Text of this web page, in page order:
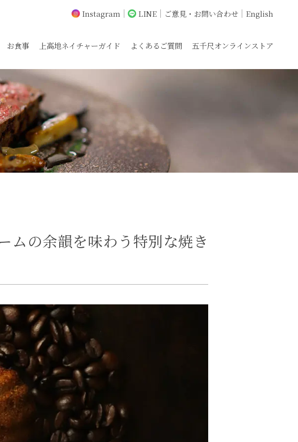
Instagram LINE ご意見・お問い合わせ English
お食事 上高地ネイチャーガイド よくあるご質問 五千尺オンラインストア
ムの余韻を味わう特別な焼き